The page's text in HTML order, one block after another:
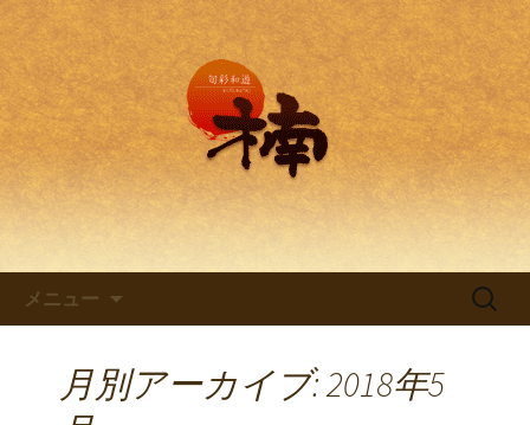
兵庫・西明石の創作和食料理
「旬彩和遊 楠～くすのき～」
兵庫・西明石の創作和食料理 旬彩和
遊 楠。
メニュー
検
月別アーカイブ: 2018年5